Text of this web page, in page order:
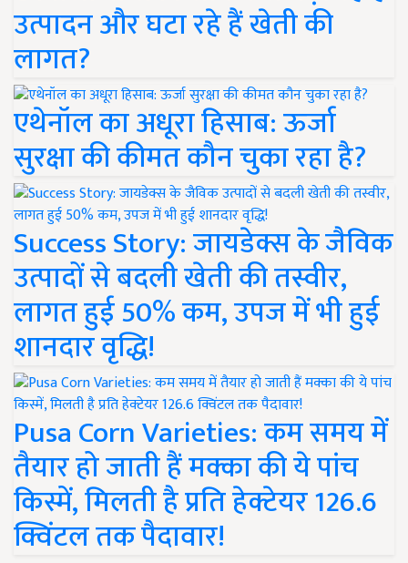
उत्पादन और घटा रहे हैं खेती की
लागत?
एथेनॉल का अधूरा हिसाब: ऊर्जा
सुरक्षा की कीमत कौन चुका रहा है?
Success Story: जायडेक्स के जैविक
उत्पादों से बदली खेती की तस्वीर,
लागत हुई 50% कम, उपज में भी हुई
शानदार वृद्धि!
Pusa Corn Varieties: कम समय में
तैयार हो जाती हैं मक्का की ये पांच
किस्में, मिलती है प्रति हेक्टेयर 126.6
क्विंटल तक पैदावार!